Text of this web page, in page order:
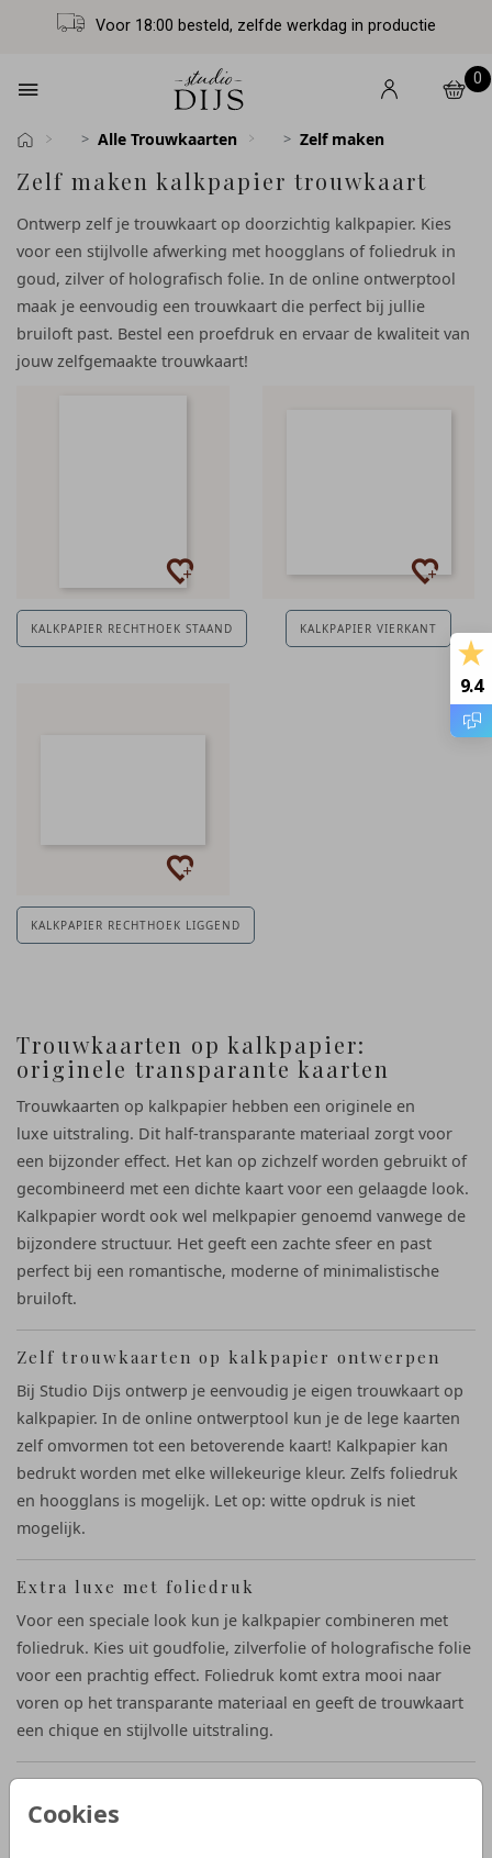
Voor 18:00 besteld, zelfde werkdag in productie
0
Cookies
Alle Trouwkaarten Zelf maken
Zelf maken kalkpapier trouwkaart
Ontwerp zelf je trouwkaart op doorzichtig kalkpapier. Kies
voor een stijlvolle afwerking met hoogglans of foliedruk in
goud, zilver of holografisch folie. In de online ontwerptool
maak je eenvoudig een trouwkaart die perfect bij jullie
bruiloft past. Bestel een proefdruk en ervaar de kwaliteit van
jouw zelfgemaakte trouwkaart!
KALKPAPIER RECHTHOEK STAAND KALKPAPIER VIERKANT
KALKPAPIER RECHTHOEK LIGGEND
Trouwkaarten op kalkpapier:
originele transparante kaarten
Trouwkaarten op kalkpapier hebben een originele en
luxe uitstraling. Dit half-transparante materiaal zorgt voor
een bijzonder effect. Het kan op zichzelf worden gebruikt of
gecombineerd met een dichte kaart voor een gelaagde look.
Kalkpapier wordt ook wel melkpapier genoemd vanwege de
bijzondere structuur. Het geeft een zachte sfeer en past
perfect bij een romantische, moderne of minimalistische
bruiloft.
Zelf trouwkaarten op kalkpapier ontwerpen
Bij Studio Dijs ontwerp je eenvoudig je eigen trouwkaart op
kalkpapier. In de online ontwerptool kun je de lege kaarten
zelf omvormen tot een betoverende kaart! Kalkpapier kan
bedrukt worden met elke willekeurige kleur. Zelfs foliedruk
en hoogglans is mogelijk. Let op: witte opdruk is niet
mogelijk.
Extra luxe met foliedruk
Voor een speciale look kun je kalkpapier combineren met
foliedruk. Kies uit goudfolie, zilverfolie of holografische folie
voor een prachtig effect. Foliedruk komt extra mooi naar
voren op het transparante materiaal en geeft de trouwkaart
een chique en stijlvolle uitstraling.
Wil je zien hoe jullie ontwerp eruitziet op kalkpapier? Vraag
9.4